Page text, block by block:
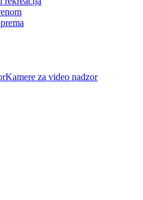
Kamere za video nadzor